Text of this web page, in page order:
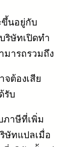
ขึ้นอยู่กับ
ริษัทเปิดทำ
มารถรวมถึง
ต้องเสีย
รับ
ภาษีที่เพิ่ม
ษัทแปลเมื่อ